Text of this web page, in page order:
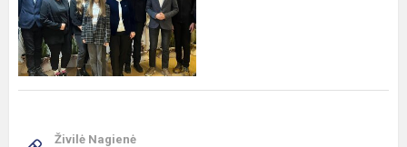
Živilė Nagienė